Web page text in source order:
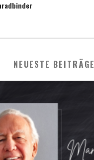
NEUESTE BEITRÄGE